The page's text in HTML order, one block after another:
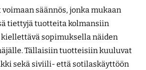
voimaan säännös, jonka mukaan
tiettyjä tuotteita kolmansiin
sopimuksella näiden
Tällaisiin tuotteisiin kuuluvat
sekä siviili- että sotilaskäyttöön